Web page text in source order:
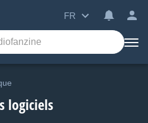
FR
logiciels